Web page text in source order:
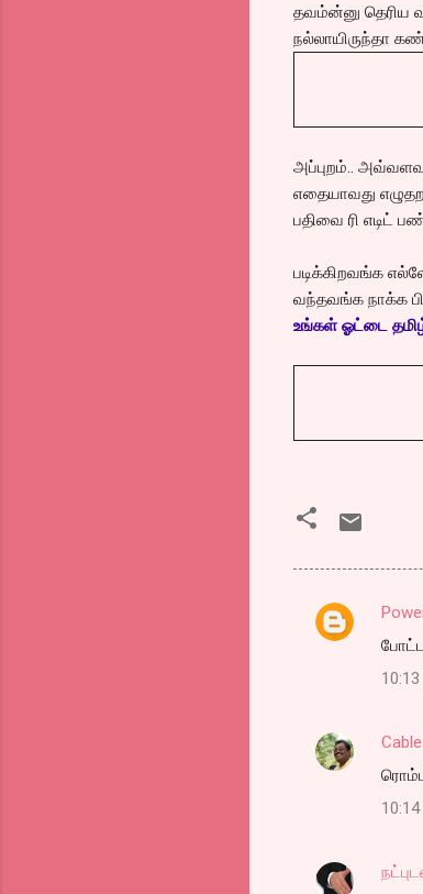
தவம்ன்னு தெரிய
நல்லாயிருந்தா
அப்புறம்..
எதையாவது
பதிவை ரி எடிட்
படிக்கிறவங்க
வந்தவங்க நாக்க
உங்கள் ஓட்டை
C
e